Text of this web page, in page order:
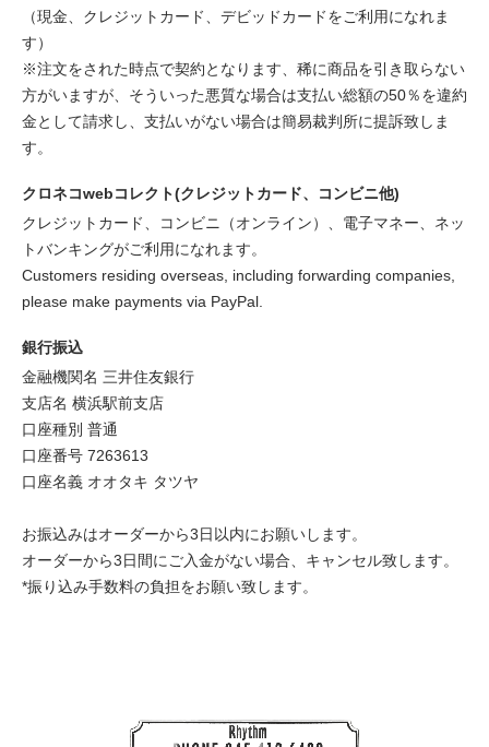
（現金、クレジットカード、デビッドカードをご利用になれま
す）
※注文をされた時点で契約となります、稀に商品を引き取らない
方がいますが、そういった悪質な場合は支払い総額の50％を違約
金として請求し、支払いがない場合は簡易裁判所に提訴致しま
す。
クロネコwebコレクト(クレジットカード、コンビニ他)
クレジットカード、コンビニ（オンライン）、電子マネー、ネッ
トバンキングがご利用になれます。
Customers residing overseas, including forwarding companies,
please make payments via PayPal.
銀行振込
金融機関名 三井住友銀行
支店名 横浜駅前支店
口座種別 普通
口座番号 7263613
口座名義 オオタキ タツヤ
お振込みはオーダーから3日以内にお願いします。
オーダーから3日間にご入金がない場合、キャンセル致します。
*振り込み手数料の負担をお願い致します。